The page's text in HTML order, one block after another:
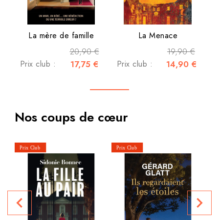
La mère de famille
20,90 €
Prix club : 17,75 €
La Menace
19,90 €
Prix club : 14,90 €
Nos coups de cœur
navigate_before navigate_next